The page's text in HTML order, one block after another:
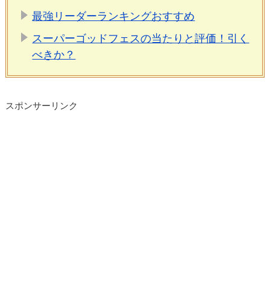
最強リーダーランキングおすすめ
スーパーゴッドフェスの当たりと評価！引く
べきか？
スポンサーリンク